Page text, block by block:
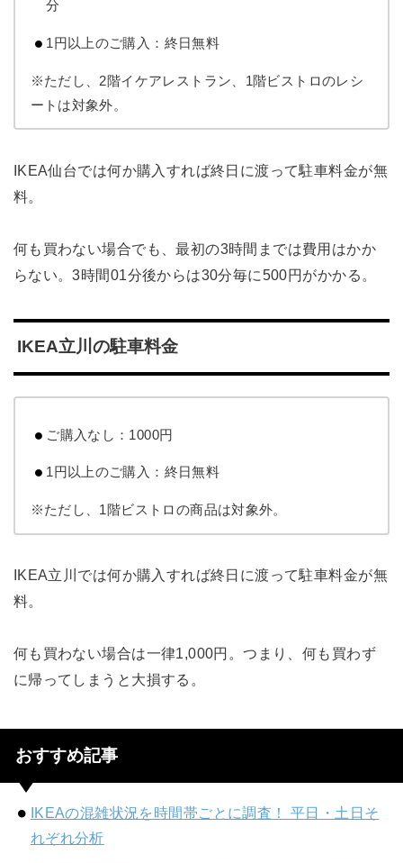
分
1円以上のご購入：終日無料
※ただし、2階イケアレストラン、1階ビストロのレシ
ートは対象外。
IKEA仙台では何か購入すれば終日に渡って駐車料金が無
料。
何も買わない場合でも、最初の3時間までは費用はかか
らない。3時間01分後からは30分毎に500円がかかる。
IKEA立川の駐車料金
ご購入なし：1000円
1円以上のご購入：終日無料
※ただし、1階ビストロの商品は対象外。
IKEA立川では何か購入すれば終日に渡って駐車料金が無
料。
何も買わない場合は一律1,000円。つまり、何も買わず
に帰ってしまうと大損する。
おすすめ記事
IKEAの混雑状況を時間帯ごとに調査！ 平日・土日そ
れぞれ分析